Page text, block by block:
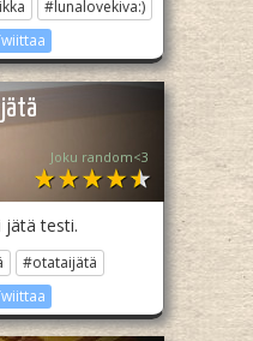
#lunalovekiva:)
Joku random<3
jätä testi.
#otataijätä